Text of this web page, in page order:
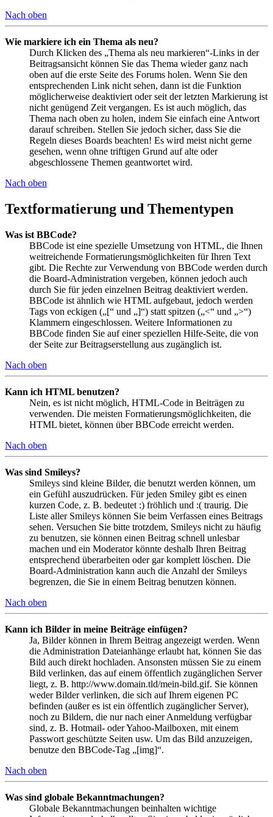
Nach oben
Wie markiere ich ein Thema als neu?
Durch Klicken des „Thema als neu markieren“-Links in der
Beitragsansicht können Sie das Thema wieder ganz nach
oben auf die erste Seite des Forums holen. Wenn Sie den
entsprechenden Link nicht sehen, dann ist die Funktion
möglicherweise deaktiviert oder seit der letzten Markierung ist
nicht genügend Zeit vergangen. Es ist auch möglich, das
Thema nach oben zu holen, indem Sie einfach eine Antwort
darauf schreiben. Stellen Sie jedoch sicher, dass Sie die
Regeln dieses Boards beachten! Es wird meist nicht gerne
gesehen, wenn ohne triftigen Grund auf alte oder
abgeschlossene Themen geantwortet wird.
Nach oben
Textformatierung und Thementypen
Was ist BBCode?
BBCode ist eine spezielle Umsetzung von HTML, die Ihnen
weitreichende Formatierungsmöglichkeiten für Ihren Text
gibt. Die Rechte zur Verwendung von BBCode werden durch
die Board-Administration vergeben, können jedoch auch
durch Sie für jeden einzelnen Beitrag deaktiviert werden.
BBCode ist ähnlich wie HTML aufgebaut, jedoch werden
Tags von eckigen („[“ und „]“) statt spitzen („<“ und „>“)
Klammern eingeschlossen. Weitere Informationen zu
BBCode finden Sie auf einer speziellen Hilfe-Seite, die von
der Seite zur Beitragserstellung aus zugänglich ist.
Nach oben
Kann ich HTML benutzen?
Nein, es ist nicht möglich, HTML-Code in Beiträgen zu
verwenden. Die meisten Formatierungsmöglichkeiten, die
HTML bietet, können über BBCode erreicht werden.
Nach oben
Was sind Smileys?
Smileys sind kleine Bilder, die benutzt werden können, um
ein Gefühl auszudrücken. Für jeden Smiley gibt es einen
kurzen Code, z. B. bedeutet :) fröhlich und :( traurig. Die
Liste aller Smileys können Sie beim Verfassen eines Beitrags
sehen. Versuchen Sie bitte trotzdem, Smileys nicht zu häufig
zu benutzen, sie können einen Beitrag schnell unlesbar
machen und ein Moderator könnte deshalb Ihren Beitrag
entsprechend überarbeiten oder gar komplett löschen. Die
Board-Administration kann auch die Anzahl der Smileys
begrenzen, die Sie in einem Beitrag benutzen können.
Nach oben
Kann ich Bilder in meine Beiträge einfügen?
Ja, Bilder können in Ihrem Beitrag angezeigt werden. Wenn
die Administration Dateianhänge erlaubt hat, können Sie das
Bild auch direkt hochladen. Ansonsten müssen Sie zu einem
Bild verlinken, das auf einem öffentlich zugänglichen Server
liegt, z. B. http://www.domain.tld/mein-bild.gif. Sie können
weder Bilder verlinken, die sich auf Ihrem eigenen PC
befinden (außer es ist ein öffentlich zugänglicher Server),
noch zu Bildern, die nur nach einer Anmeldung verfügbar
sind, z. B. Hotmail- oder Yahoo-Mailboxen, mit einem
Passwort geschützte Seiten usw. Um das Bild anzuzeigen,
benutze den BBCode-Tag „[img]“.
Nach oben
Was sind globale Bekanntmachungen?
Globale Bekanntmachungen beinhalten wichtige